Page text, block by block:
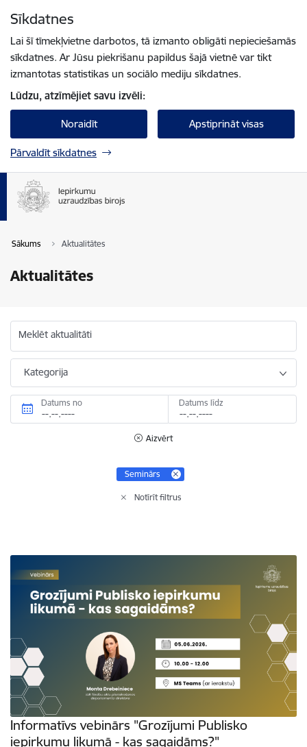
Sīkdatnes
Lai šī tīmekļvietne darbotos, tā izmanto obligāti nepieciešamās
sīkdatnes. Ar Jūsu piekrišanu papildus šajā vietnē var tikt
izmantotas statistikas un sociālo mediju sīkdatnes.
Lūdzu, atzīmējiet savu izvēli:
Noraidīt Apstiprināt visas
Pārvaldīt sīkdatnes
Sākums Aktualitātes
Aktualitātes
Meklēt aktualitāti
Kategorija
Datums no Datums līdz
Aizvērt
Seminārs
Notīrīt filtrus
Informatīvs vebinārs "Grozījumi Publisko
iepirkumu likumā - kas sagaidāms?"